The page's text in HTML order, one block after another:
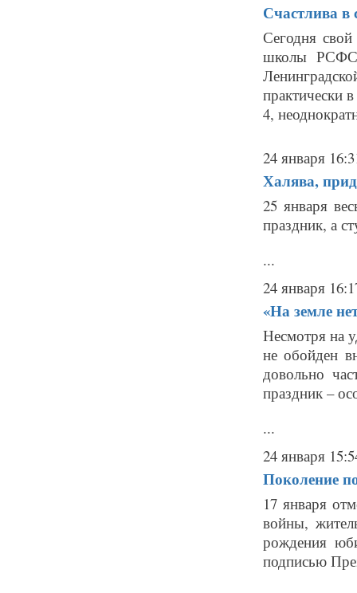
Счастлива в
Сегодня
школы
практически
4,
24 января
Халява,
25 января
праздник, а
...
24 января
«На земле
Несмотря на
не обойден
довольно
праздник –
...
24 января
Поколение
17 января
войны,
рождения
подписью